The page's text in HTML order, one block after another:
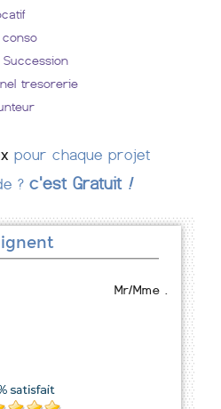
tresorerie
pour chaque projet
? c'est Gratuit !
Mr/Mme .